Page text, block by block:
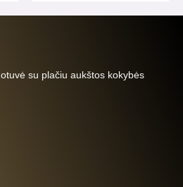
su plačiu aukštos kokybės